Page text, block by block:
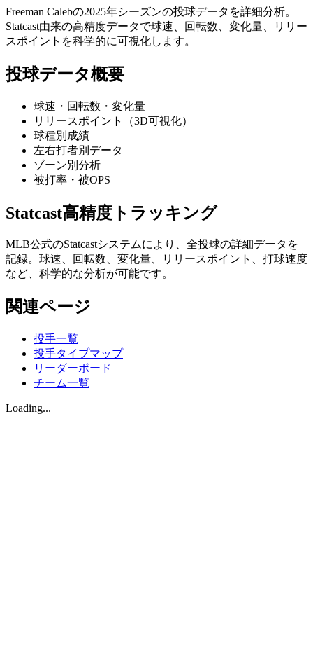
Freeman Calebの2025年シーズンの投球データを詳細分析。
Statcast由来の高精度データで球速、回転数、変化量、リリー
スポイントを科学的に可視化します。
投球データ概要
球速・回転数・変化量
リリースポイント（3D可視化）
球種別成績
左右打者別データ
ゾーン別分析
被打率・被OPS
Statcast高精度トラッキング
MLB公式のStatcastシステムにより、全投球の詳細データを
記録。球速、回転数、変化量、リリースポイント、打球速度
など、科学的な分析が可能です。
関連ページ
投手一覧
投手タイプマップ
リーダーボード
チーム一覧
Loading...